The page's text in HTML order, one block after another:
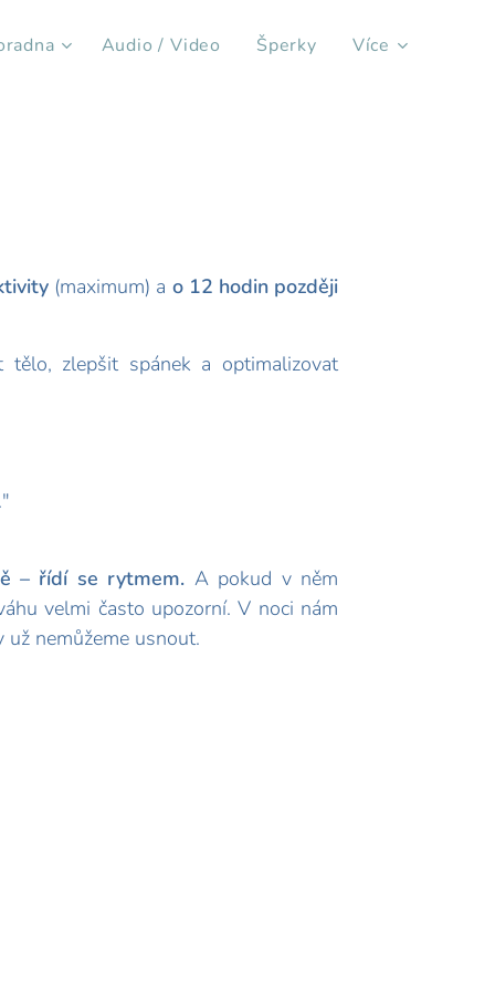
Audio / Video Šperky Více
(maximum) a o 12 hodin později
tělo, zlepšit spánek a optimalizovat
– řídí se rytmem. A pokud v něm
velmi často upozorní. V noci nám
nemůžeme usnout.